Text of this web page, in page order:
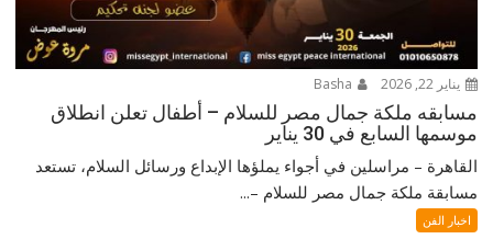
يناير 22, 2026
مسابقه ملكة جمال مصر للسلام – أطفال تعلن انطلاق
موسمها السابع في 30 يناير
القاهرة – مراسلين في أجواء يملؤها الإبداع ورسائل السلام، تستعد
مسابقة ملكة جمال مصر للسلام –...
اخبار الفن